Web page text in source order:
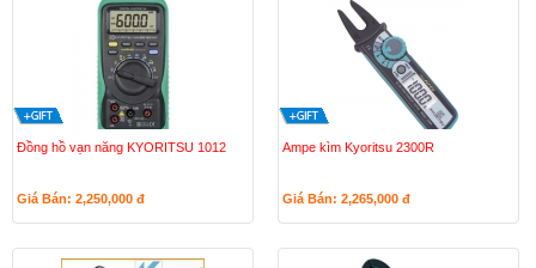
Đồng hồ vạn năng KYORITSU 1012
Giá Bán: 2,250,000 đ
Ampe kìm Kyoritsu 2300R
Giá Bán: 2,265,000 đ